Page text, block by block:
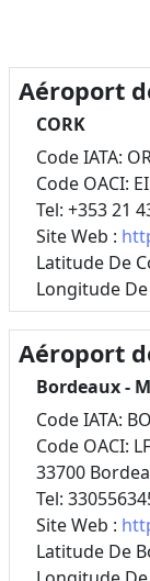
Aéroport
CORK
Code IATA:
Code OACI:
Tel: +353 21
Site Web :
Latitude De
Longitude
Aéroport
Bordeaux -
Code IATA:
Code OACI:
33700
Tel:
Site Web :
Latitude De